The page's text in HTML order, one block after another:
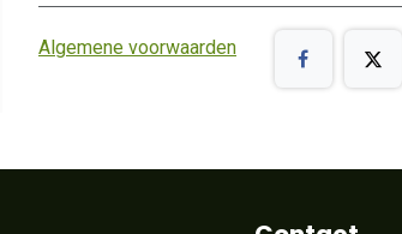
Algemene voorwaarden